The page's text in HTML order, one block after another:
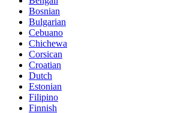
Bosnian
Bulgarian
Cebuano
Chichewa
Corsican
Croatian
Dutch
Estonian
Filipino
Finnish